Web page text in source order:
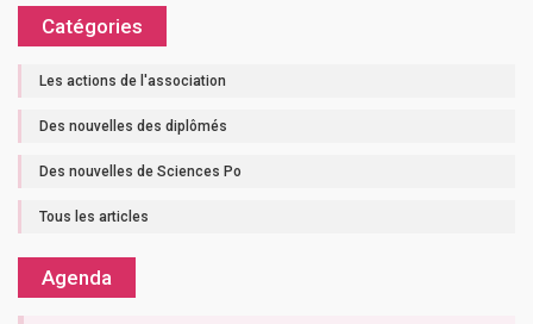
Catégories
Les actions de l'association
Des nouvelles des diplômés
Des nouvelles de Sciences Po
Tous les articles
Agenda